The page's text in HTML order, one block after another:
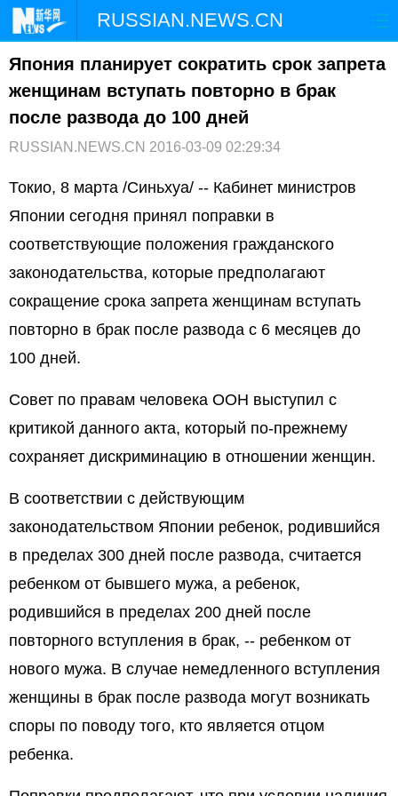
RUSSIAN.NEWS.CN
ГЛАВНАЯ КИТАЙ РФ И СНГ
В МИРЕ ЭКОНОМИКА
НАУКА ПРИРОДА
ЗДОРОВЬЕ ФОТОЛЕНТЫ
СПЕЦТЕМЫ
Япония планирует сократить срок запрета
женщинам вступать повторно в брак
после развода до 100 дней
RUSSIAN.NEWS.CN 2016-03-09 02:29:34
Токио, 8 марта /Синьхуа/ -- Кабинет министров
Японии сегодня принял поправки в
соответствующие положения гражданского
законодательства, которые предполагают
сокращение срока запрета женщинам вступать
повторно в брак после развода с 6 месяцев до
100 дней.
Совет по правам человека ООН выступил с
критикой данного акта, который по-прежнему
сохраняет дискриминацию в отношении женщин.
В соответствии с действующим
законодательством Японии ребенок, родившийся
в пределах 300 дней после развода, считается
ребенком от бывшего мужа, а ребенок,
родившийся в пределах 200 дней после
повторного вступления в брак, -- ребенком от
нового мужа. В случае немедленного вступления
женщины в брак после развода могут возникать
споры по поводу того, кто является отцом
ребенка.